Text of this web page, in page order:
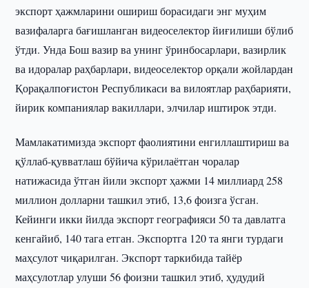
экспорт ҳажмларини ошириш борасидаги энг муҳим
вазифаларга бағишланган видеоселектор йиғилиши бўлиб
ўтди. Унда Бош вазир ва унинг ўринбосарлари, вазирлик
ва идоралар раҳбарлари, видеоселектор орқали жойлардан
Қорақалпоғистон Республикаси ва вилоятлар раҳбарияти,
йирик компаниялар вакиллари, элчилар иштирок этди.
Мамлакатимизда экспорт фаолиятини енгиллаштириш ва
қўллаб-қувватлаш бўйича кўрилаётган чоралар
натижасида ўтган йили экспорт ҳажми 14 миллиард 258
миллион долларни ташкил этиб, 13,6 фоизга ўсган.
Кейинги икки йилда экспорт географияси 50 та давлатга
кенгайиб, 140 тага етган. Экспортга 120 та янги турдаги
маҳсулот чиқарилган. Экспорт таркибида тайёр
маҳсулотлар улуши 56 фоизни ташкил этиб, ҳудудий